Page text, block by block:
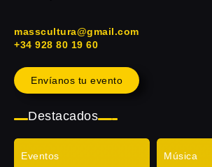
masscultura@gmail.com
+34 928 80 19 60
Envíanos tu evento
Destacados
Eventos Música